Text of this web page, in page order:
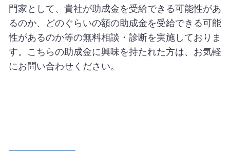
門家として、貴社が助成金を受給できる可能性があ
るのか、どのぐらいの額の助成金を受給できる可能
性があるのか等の無料相談・診断を実施しておりま
す。こちらの助成金に興味を持たれた方は、お気軽
にお問い合わせください。